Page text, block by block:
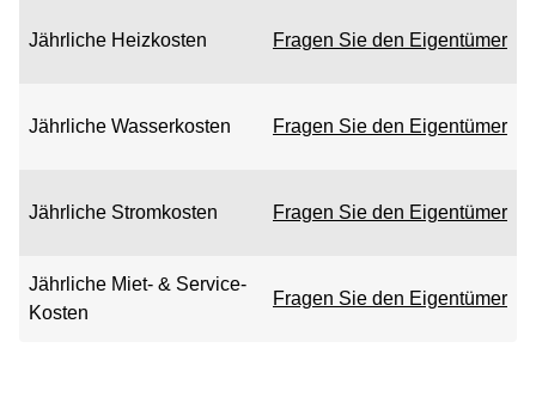
Jährliche Heizkosten Fragen Sie den Eigentümer
Jährliche Wasserkosten Fragen Sie den Eigentümer
Jährliche Stromkosten Fragen Sie den Eigentümer
Jährliche Miet- & Service-
Kosten
Fragen Sie den Eigentümer